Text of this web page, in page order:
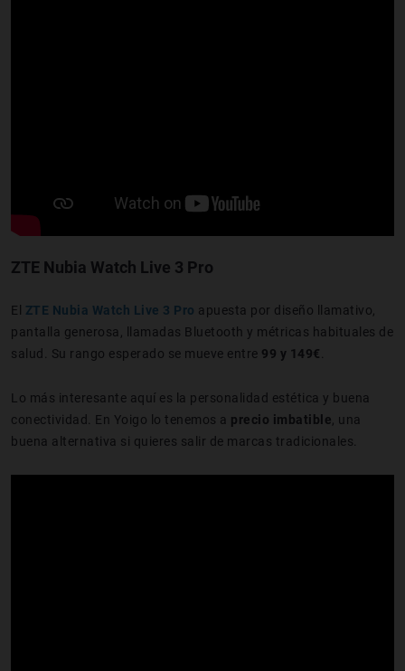
ZTE Nubia Watch Live 3 Pro
El ZTE Nubia Watch Live 3 Pro apuesta por diseño llamativo,
pantalla generosa, llamadas Bluetooth y métricas habituales de
salud. Su rango esperado se mueve entre 99 y 149€
Lo más interesante aquí es la personalidad estética y buena
conectividad. En Yoigo lo tenemos a precio imbatible , una
buena alternativa si quieres salir de marcas tradicionales.